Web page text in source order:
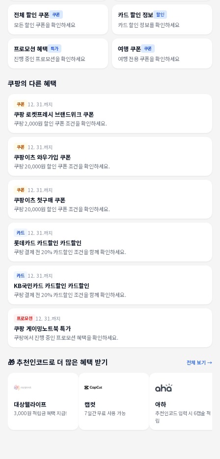
전체 할인 쿠폰 쿠폰
모든 할인 쿠폰을 확인하세요
카드 할인 정보 할인
카드 할인 정보를 확인하세요
프로모션 혜택 특가
진행 중인 프로모션을 확인하세요
여행 쿠폰 쿠폰
여행 전용 쿠폰을 확인하세요
쿠팡의 다른 혜택
쿠폰 12. 31.까지
쿠팡 로켓프레시 브랜드위크 쿠폰
쿠팡 2,000원 할인 쿠폰 조건을 확인하세요.
쿠폰 12. 31.까지
쿠팡이츠 와우가입 쿠폰
쿠팡 20,000원 할인 쿠폰 조건을 확인하세요.
쿠폰 12. 31.까지
쿠팡이츠 첫구매 쿠폰
쿠팡 20,000원 할인 쿠폰 조건을 확인하세요.
카드 12. 31.까지
롯데카드 카드할인 카드할인
쿠팡 결제 전 20% 카드할인 조건을 함께 확인하세요.
카드 12. 31.까지
KB국민카드 카드할인 카드할인
쿠팡 결제 전 20% 카드할인 조건을 함께 확인하세요.
프로모션 12. 31.까지
쿠팡 게이밍노트북 특가
쿠팡에서 진행 중인 프로모션 혜택을 확인하세요.
🎁 추천인코드로 더 많은 혜택 받기 전체 보기 →
대상웰라이프
3,000원 적립금 혜택 지급!
캡컷
7일간 무료 사용 가능
아하
추천인코드 입력 시 6캡슐 적
립